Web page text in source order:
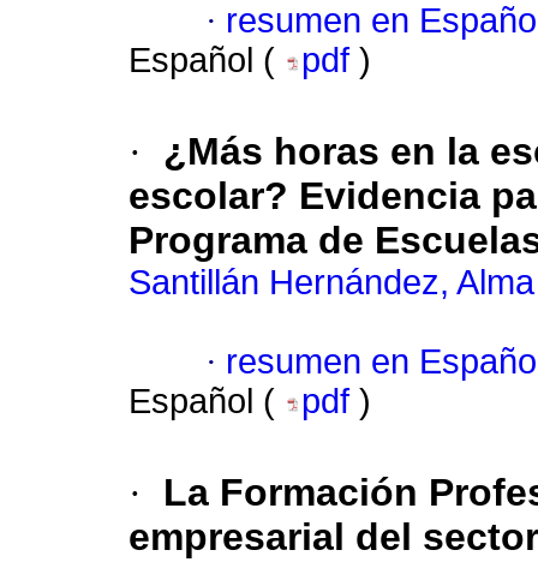
· resumen en
Español (
pdf )
·
¿Más horas en la
escolar? Evidencia
Programa de
Santillán Hernández,
· resumen en
Español (
pdf )
·
La Formación
empresarial del